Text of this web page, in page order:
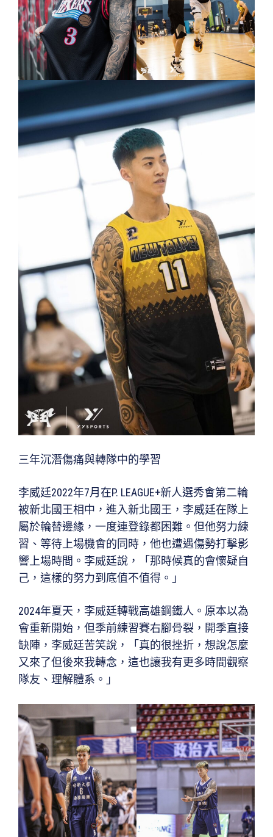
三年沉潛傷痛與轉隊中的學習
李威廷2022年7月在P. LEAGUE+新人選秀會第二輪
被新北國王相中，進入新北國王，李威廷在隊上
屬於輪替邊緣，一度連登錄都困難。但他努力練
習、等待上場機會的同時，他也遭遇傷勢打擊影
響上場時間。李威廷說，「那時候真的會懷疑自
己，這樣的努力到底值不值得。」
2024年夏天，李威廷轉戰高雄鋼鐵人。原本以為
會重新開始，但季前練習賽右腳骨裂，開季直接
缺陣，李威廷苦笑說，「真的很挫折，想說怎麼
又來了但後來我轉念，這也讓我有更多時間觀察
隊友、理解體系。」